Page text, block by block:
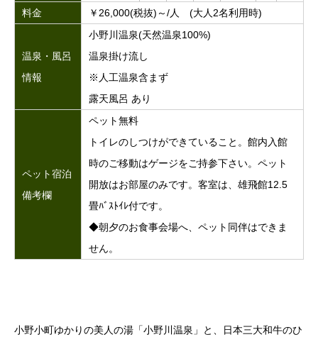
料金 ￥26,000(税抜)～/人 (大人2名利用時)
温泉・風呂
情報
小野川温泉(天然温泉100%)
温泉掛け流し
※人工温泉含まず
露天風呂 あり
ペット宿泊
備考欄
ペット無料
トイレのしつけができていること。館内入館
時のご移動はゲージをご持参下さい。ペット
開放はお部屋のみです。客室は、雄飛館12.5
畳ﾊﾞｽﾄｲﾚ付です。
◆朝夕のお食事会場へ、ペット同伴はできま
せん。
小野小町ゆかりの美人の湯「小野川温泉」と、日本三大和牛のひ